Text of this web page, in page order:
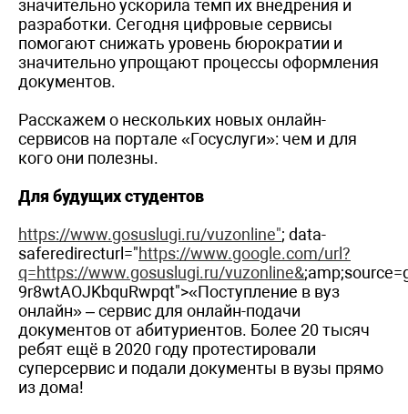
значительно ускорила темп их внедрения и
разработки. Сегодня цифровые сервисы
помогают снижать уровень бюрократии и
значительно упрощают процессы оформления
документов.
Расскажем о нескольких новых онлайн-
сервисов на портале «Госуслуги»: чем и для
кого они полезны.
Для будущих студентов
https://www.gosuslugi.ru/vuzonline"; data-
saferedirecturl="https://www.google.com/url?
q=https://www.gosuslugi.ru/vuzonline&
9r8wtAOJKbquRwpqt">«Поступление в вуз
онлайн» – сервис для онлайн-подачи
документов от абитуриентов. Более 20 тысяч
ребят ещё в 2020 году протестировали
суперсервис и подали документы в вузы прямо
из дома!